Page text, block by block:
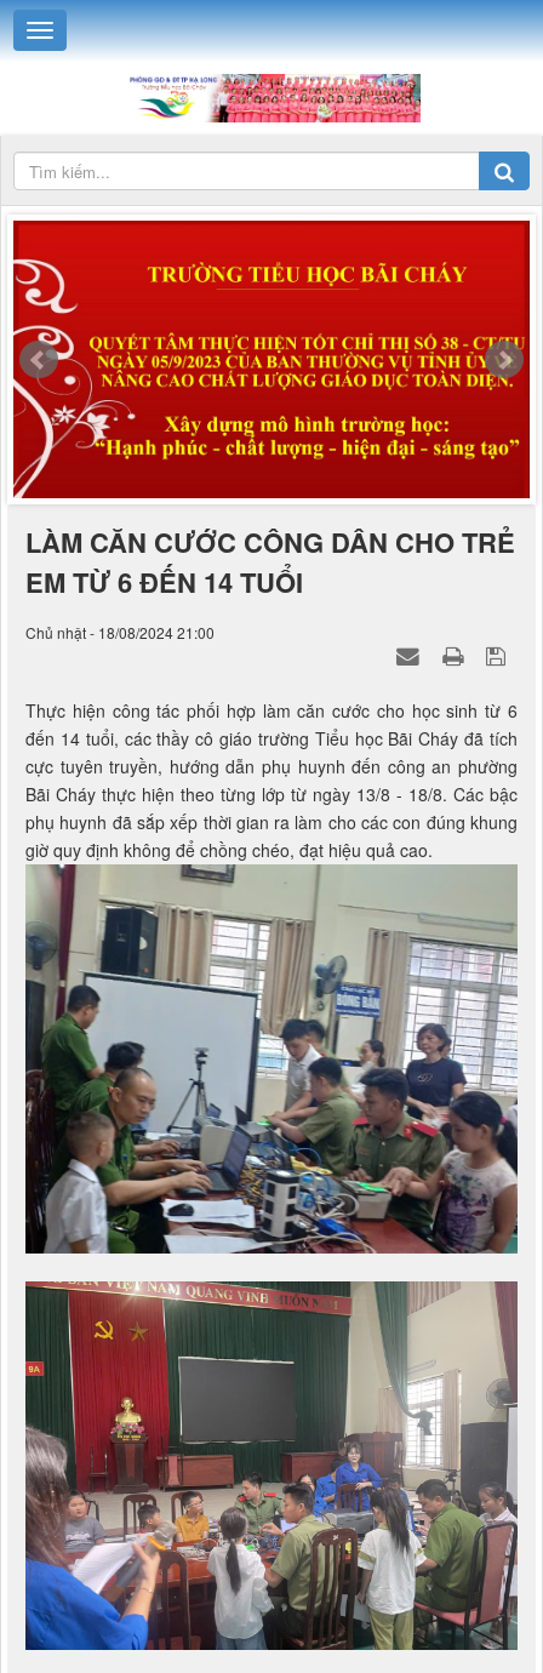
LÀM CĂN CƯỚC CÔNG DÂN CHO TRẺ
EM TỪ 6 ĐẾN 14 TUỔI
Thực hiện công tác phối hợp làm căn cước cho học sinh từ 6
đến 14 tuổi, các thầy cô giáo trường Tiểu học Bãi Cháy đã tích
cực tuyên truyền, hướng dẫn phụ huynh đến công an phường
Bãi Cháy thực hiện theo từng lớp từ ngày 13/8 - 18/8. Các bậc
phụ huynh đã sắp xếp thời gian ra làm cho các con đúng khung
giờ quy định không để chồng chéo, đạt hiệu quả cao.